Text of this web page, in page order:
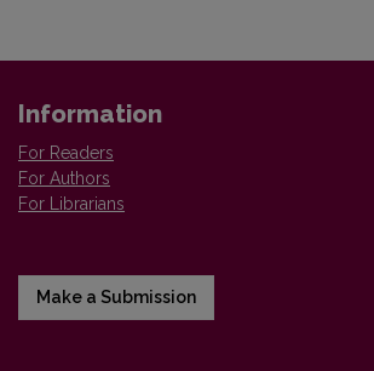
Information
For Readers
For Authors
For Librarians
Make a Submission